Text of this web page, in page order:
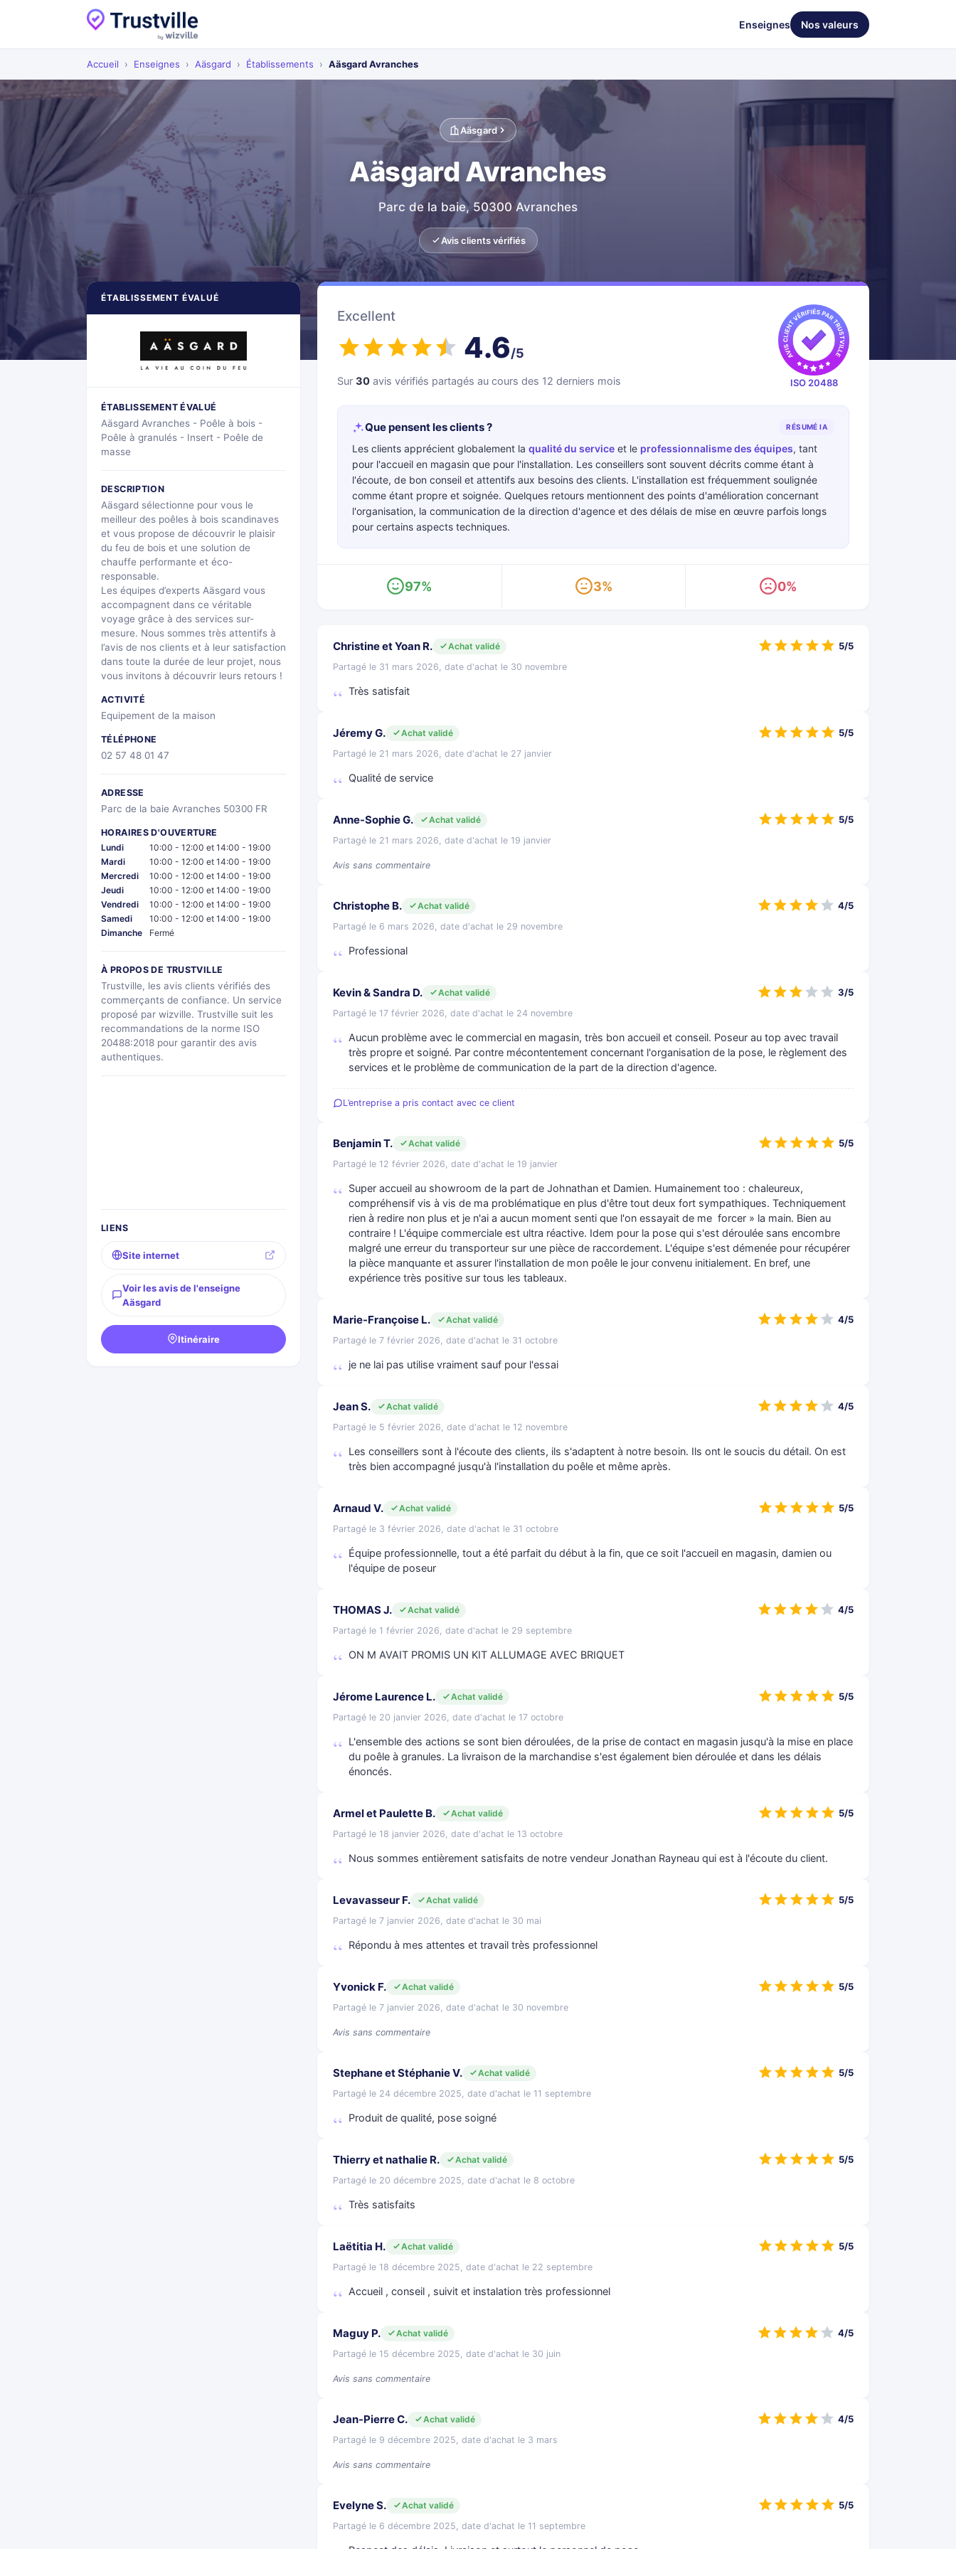
Enseignes Nos valeurs
Accueil › Enseignes › Aäsgard › Établissements › Aäsgard Avranches
Aäsgard
Aäsgard Avranches
Parc de la baie, 50300 Avranches
Avis clients vérifiés
ÉTABLISSEMENT ÉVALUÉ
ÉTABLISSEMENT ÉVALUÉ
Aäsgard Avranches - Poêle à bois -
Poêle à granulés - Insert - Poêle de
masse
DESCRIPTION
Aäsgard sélectionne pour vous le
meilleur des poêles à bois scandinaves
et vous propose de découvrir le plaisir
du feu de bois et une solution de
chauffe performante et éco-
responsable.
Les équipes d’experts Aäsgard vous
accompagnent dans ce véritable
voyage grâce à des services sur-
mesure. Nous sommes très attentifs à
l’avis de nos clients et à leur satisfaction
dans toute la durée de leur projet, nous
vous invitons à découvrir leurs retours !
ACTIVITÉ
Equipement de la maison
TÉLÉPHONE
02 57 48 01 47
ADRESSE
Parc de la baie Avranches 50300 FR
HORAIRES D'OUVERTURE
Lundi
10:00 - 12:00 et 14:00 - 19:00
Mardi
10:00 - 12:00 et 14:00 - 19:00
Mercredi
10:00 - 12:00 et 14:00 - 19:00
Jeudi
10:00 - 12:00 et 14:00 - 19:00
Vendredi
10:00 - 12:00 et 14:00 - 19:00
Samedi
10:00 - 12:00 et 14:00 - 19:00
Dimanche
Fermé
À PROPOS DE TRUSTVILLE
Trustville, les avis clients vérifiés des
commerçants de confiance. Un service
proposé par wizville. Trustville suit les
recommandations de la norme ISO
20488:2018 pour garantir des avis
authentiques.
LIENS
Site internet
Voir les avis de l'enseigne
Aäsgard
Itinéraire
Excellent
4.6/5
Sur 30 avis vérifiés partagés au cours des 12 derniers mois ISO 20488
Que pensent les clients ? RÉSUMÉ IA
Les clients apprécient globalement la qualité du service et le professionnalisme des équipes, tant
pour l'accueil en magasin que pour l'installation. Les conseillers sont souvent décrits comme étant à
l'écoute, de bon conseil et attentifs aux besoins des clients. L'installation est fréquemment soulignée
comme étant propre et soignée. Quelques retours mentionnent des points d'amélioration concernant
l'organisation, la communication de la direction d'agence et des délais de mise en œuvre parfois longs
pour certains aspects techniques.
97% 3% 0%
Christine et Yoan R.
Achat validé
Partagé le 31 mars 2026, date d'achat le 30 novembre
Très satisfait
5/5
Jéremy G.
Achat validé
Partagé le 21 mars 2026, date d'achat le 27 janvier
Qualité de service
5/5
Anne-Sophie G.
Achat validé
Partagé le 21 mars 2026, date d'achat le 19 janvier
Avis sans commentaire
5/5
Christophe B.
Achat validé
Partagé le 6 mars 2026, date d'achat le 29 novembre
Professional
4/5
Kevin & Sandra D.
Achat validé
Partagé le 17 février 2026, date d'achat le 24 novembre
Aucun problème avec le commercial en magasin, très bon accueil et conseil. Poseur au top avec travail
très propre et soigné. Par contre mécontentement concernant l'organisation de la pose, le règlement des
services et le problème de communication de la part de la direction d'agence.
3/5
L’entreprise a pris contact avec ce client
Benjamin T.
Achat validé
Partagé le 12 février 2026, date d'achat le 19 janvier
Super accueil au showroom de la part de Johnathan et Damien. Humainement too : chaleureux,
compréhensif vis à vis de ma problématique en plus d'être tout deux fort sympathiques. Techniquement
rien à redire non plus et je n'ai a aucun moment senti que l'on essayait de me forcer » la main. Bien au
contraire ! L'équipe commerciale est ultra réactive. Idem pour la pose qui s'est déroulée sans encombre
malgré une erreur du transporteur sur une pièce de raccordement. L'équipe s'est démenée pour récupérer
la pièce manquante et assurer l'installation de mon poêle le jour convenu initialement. En bref, une
expérience très positive sur tous les tableaux.
5/5
Marie-Françoise L.
Achat validé
Partagé le 7 février 2026, date d'achat le 31 octobre
je ne lai pas utilise vraiment sauf pour l'essai
4/5
Jean S.
Achat validé
Partagé le 5 février 2026, date d'achat le 12 novembre
Les conseillers sont à l'écoute des clients, ils s'adaptent à notre besoin. Ils ont le soucis du détail. On est
très bien accompagné jusqu'à l'installation du poêle et même après.
4/5
Arnaud V.
Achat validé
Partagé le 3 février 2026, date d'achat le 31 octobre
Équipe professionnelle, tout a été parfait du début à la fin, que ce soit l'accueil en magasin, damien ou
l'équipe de poseur
5/5
THOMAS J.
Achat validé
Partagé le 1 février 2026, date d'achat le 29 septembre
ON M AVAIT PROMIS UN KIT ALLUMAGE AVEC BRIQUET
4/5
Jérome Laurence L.
Achat validé
Partagé le 20 janvier 2026, date d'achat le 17 octobre
L'ensemble des actions se sont bien déroulées, de la prise de contact en magasin jusqu'à la mise en place
du poêle à granules. La livraison de la marchandise s'est également bien déroulée et dans les délais
énoncés.
5/5
Armel et Paulette B.
Achat validé
Partagé le 18 janvier 2026, date d'achat le 13 octobre
Nous sommes entièrement satisfaits de notre vendeur Jonathan Rayneau qui est à l'écoute du client.
5/5
Levavasseur F.
Achat validé
Partagé le 7 janvier 2026, date d'achat le 30 mai
Répondu à mes attentes et travail très professionnel
5/5
Yvonick F.
Achat validé
Partagé le 7 janvier 2026, date d'achat le 30 novembre
Avis sans commentaire
5/5
Stephane et Stéphanie V.
Achat validé
Partagé le 24 décembre 2025, date d'achat le 11 septembre
Produit de qualité, pose soigné
5/5
Thierry et nathalie R.
Achat validé
Partagé le 20 décembre 2025, date d'achat le 8 octobre
Très satisfaits
5/5
Laëtitia H.
Achat validé
Partagé le 18 décembre 2025, date d'achat le 22 septembre
Accueil , conseil , suivit et instalation très professionnel
5/5
Maguy P.
Achat validé
Partagé le 15 décembre 2025, date d'achat le 30 juin
Avis sans commentaire
4/5
Jean-Pierre C.
Achat validé
Partagé le 9 décembre 2025, date d'achat le 3 mars
Avis sans commentaire
4/5
Evelyne S.
Achat validé
Partagé le 6 décembre 2025, date d'achat le 11 septembre
5/5